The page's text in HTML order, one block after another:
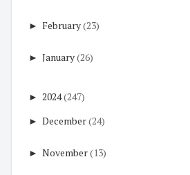
► February(23)
► January(26)
► 2024(247)
► December(24)
► November(13)